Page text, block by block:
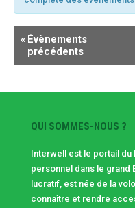
« Évènements
précédents
QUI SOMMES-NOUS ?
Interwell est le portail
personnel dans le grand
lucratif, est née de la
connaître et rendre